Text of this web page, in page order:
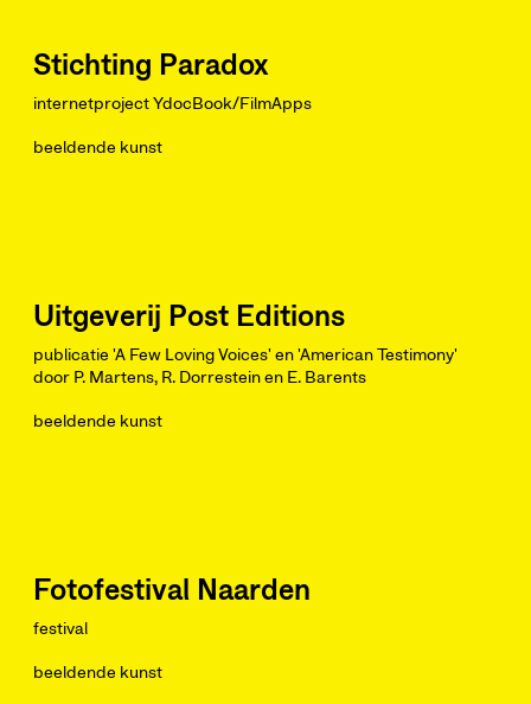
Stichting Paradox
internetproject YdocBook/FilmApps
beeldende kunst
Uitgeverij Post Editions
publicatie 'A Few Loving Voices' en 'American Testimony'
door P. Martens, R. Dorrestein en E. Barents
beeldende kunst
Fotofestival Naarden
festival
beeldende kunst